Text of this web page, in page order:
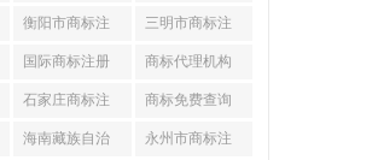
册 及费用
衡阳市商标注
册
三明市商标注
册
国际商标注册 商标代理机构
石家庄商标注
册
商标免费查询
海南藏族自治 永州市商标注